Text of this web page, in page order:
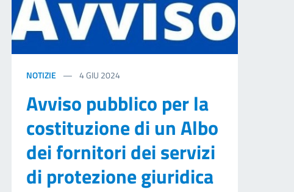
NOTIZIE 4GIU 2024
Avviso pubblico per la
costituzione di un Albo
dei fornitori dei servizi
di protezione giuridica